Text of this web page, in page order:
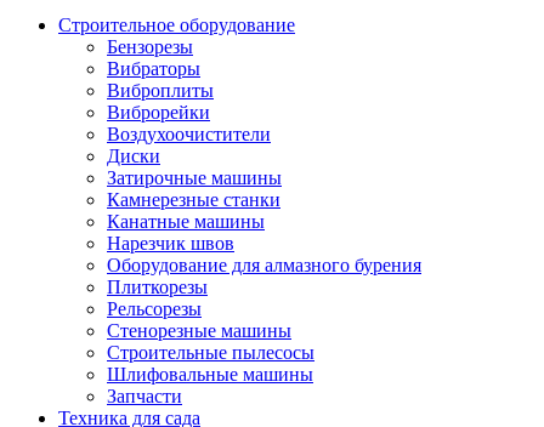
Строительное оборудование
Бензорезы
Вибраторы
Виброплиты
Виброрейки
Воздухоочистители
Диски
Затирочные машины
Камнерезные станки
Канатные машины
Нарезчик швов
Оборудование для алмазного бурения
Плиткорезы
Рельсорезы
Стенорезные машины
Строительные пылесосы
Шлифовальные машины
Запчасти
Техника для сада